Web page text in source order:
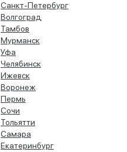
Санкт-Петербург
Волгоград
Тамбов
Мурманск
Уфа
Челябинск
Ижевск
Воронеж
Пермь
Сочи
Тольятти
Самара
Екатеринбург